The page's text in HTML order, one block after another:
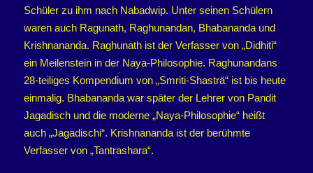
Schüler zu ihm nach Nabadwip. Unter seinen Schülern
waren auch Ragunath, Raghunandan, Bhabananda und
Krishnananda. Raghunath ist der Verfasser von „Didhiti“
ein Meilenstein in der Naya-Philosophie. Raghunandans
28-teiliges Kompendium von „Smriti-Shasträ“ ist bis heute
einmalig. Bhabananda war später der Lehrer von Pandit
Jagadisch und die moderne „Naya-Philosophie“ heißt
auch „Jagadischi“. Krishnananda ist der berühmte
Verfasser von „Tantrashara“.